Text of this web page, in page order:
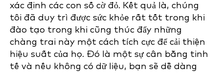
xác định các con số cờ đỏ. Kết quả là, chúng
tôi đã duy trì được sức khỏe rất tốt trong khi
đào tạo trong khi cũng thúc đẩy những
chàng trai này một cách tích cực để cải thiện
hiệu suất của họ. Đó là một sự cân bằng tinh
tế và nếu không có dữ liệu, bạn sẽ dễ dàng